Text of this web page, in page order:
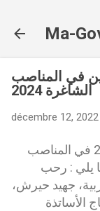
Ma-
في المناصب
الشاغرة 2024
décembre 12, 2022
بخصوص ادماج الاساتذة المتعاقدين 2024 في المناصب
يلي : رحب
جهيد حيرش،
الأساتذة